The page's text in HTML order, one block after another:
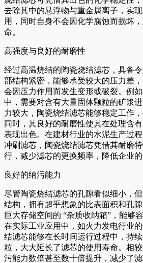
去除其中的悬浮物与重金属离子，实
用，同时自身不会因化学腐蚀而损坏
命。
高强度与良好的耐磨性
经过高温烧结的陶瓷烧结滤芯，具备
部结构紧密，能够承受较大的压力差
会因压力作用而发生变形或破裂。例
中，需要对含有大量固体颗粒的矿浆
力较大，陶瓷烧结滤芯能够稳定工作
同时，其良好的耐磨性使其在处理含
表现出色。在建材行业的水泥生产过
冲刷滤芯，陶瓷烧结滤芯凭借其耐磨
行，减少滤芯的更换频率，降低企业的
良好的纳污能力
尽管陶瓷烧结滤芯的孔隙看似细小，
结构，拥有超乎想象的比表面积和孔
巨大存储空间的 “杂质收纳箱”，能够
在实际工业应用中，如火力发电行业
结滤芯能够在长时间运行过程中，持
粒，大大延长了滤芯的使用寿命。相
污能力数倍甚至数十倍提升，减少了